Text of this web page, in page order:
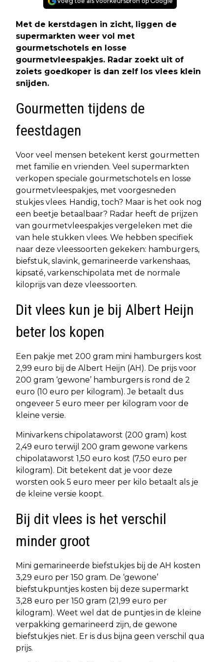
Met de kerstdagen in zicht, liggen de
supermarkten weer vol met
gourmetschotels en losse
gourmetvleespakjes. Radar zoekt uit of
zoiets goedkoper is dan zelf los vlees klein
snijden.
Gourmetten tijdens de
feestdagen
Voor veel mensen betekent kerst gourmetten
met familie en vrienden. Veel supermarkten
verkopen speciale gourmetschotels en losse
gourmetvleespakjes, met voorgesneden
stukjes vlees. Handig, toch? Maar is het ook nog
een beetje betaalbaar? Radar heeft de prijzen
van gourmetvleespakjes vergeleken met die
van hele stukken vlees. We hebben specifiek
naar deze vleessoorten gekeken: hamburgers,
biefstuk, slavink, gemarineerde varkenshaas,
kipsaté, varkenschipolata met de normale
kiloprijs van deze vleessoorten.
Dit vlees kun je bij Albert Heijn
beter los kopen
Een pakje met 200 gram mini hamburgers kost
2,99 euro bij de Albert Heijn (AH). De prijs voor
200 gram ‘gewone’ hamburgers is rond de 2
euro (10 euro per kilogram). Je betaalt dus
ongeveer 5 euro meer per kilogram voor de
kleine versie.
Minivarkens chipolataworst (200 gram) kost
2,49 euro terwijl 200 gram gewone varkens
chipolataworst 1,50 euro kost (7,50 euro per
kilogram). Dit betekent dat je voor deze
worsten ook 5 euro meer per kilo betaalt als je
de kleine versie koopt.
Bij dit vlees is het verschil
minder groot
Mini gemarineerde biefstukjes bij de AH kosten
3,29 euro per 150 gram. De ‘gewone’
biefstukpuntjes kosten bij deze supermarkt
3,28 euro per 150 gram (21,99 euro per
kilogram). Weet wel dat de puntjes in de kleine
verpakking gemarineerd zijn, de gewone
biefstukjes niet. Er is dus bijna geen verschil qua
prijs.